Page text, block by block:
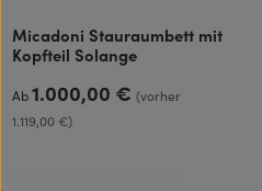
Micadoni Stauraumbett mit
Kopfteil Solange
Regulärer Preis:
Ab1.000,00 €(vorher
1.119,00 €)